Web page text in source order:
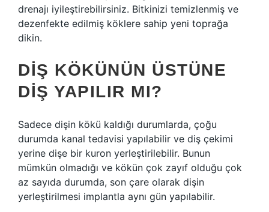
drenajı iyileştirebilirsiniz. Bitkinizi temizlenmiş ve
dezenfekte edilmiş köklere sahip yeni toprağa
dikin.
DIŞ KÖKÜNÜN ÜSTÜNE
DIŞ YAPILIR MI?
Sadece dişin kökü kaldığı durumlarda, çoğu
durumda kanal tedavisi yapılabilir ve diş çekimi
yerine dişe bir kuron yerleştirilebilir. Bunun
mümkün olmadığı ve kökün çok zayıf olduğu çok
az sayıda durumda, son çare olarak dişin
yerleştirilmesi implantla aynı gün yapılabilir.